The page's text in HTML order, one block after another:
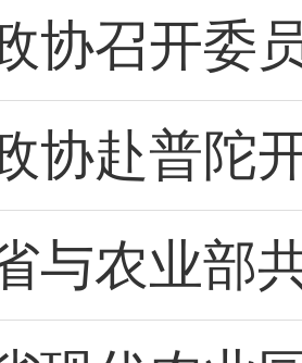
协召开委
协赴普陀
与农业部